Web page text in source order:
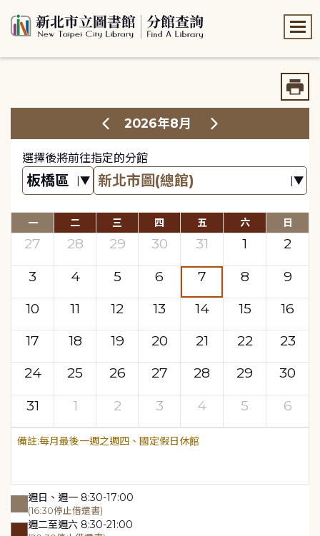
2026年8月
選擇後將前往指定的分館
一 二 三 四 五 六 日
27 28 29 30 31 1
2
3
4 5 6 7 8
9
10
11 12 13 14 15
16
17
18 19 20 21 22
23
24
25 26 27 28 29
30
31
1 2 3 4 5 6
每月最後一週之週四、國定假日休館
週日、週一 8:30-17:00
(16:30停止借還書)
週二至週六 8:30-21:00